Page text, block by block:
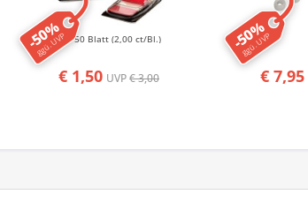
-50%
ggü. UVP
€ 1,50 UVP€ 3,00
50 Blatt(2,00 ct/Bl.) -50%
ggü. UVP
€ 7,95